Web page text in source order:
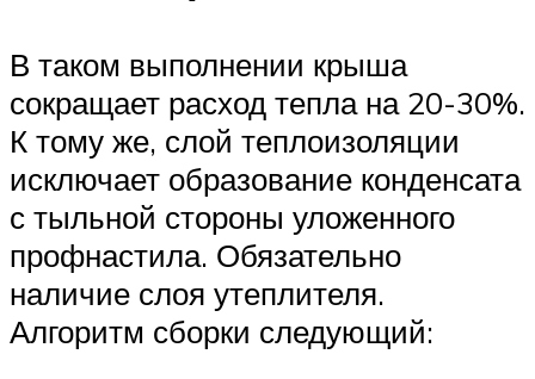
В таком выполнении крыша
сокращает расход тепла на 20-30%.
К тому же, слой теплоизоляции
исключает образование конденсата
с тыльной стороны уложенного
профнастила. Обязательно
наличие слоя утеплителя.
Алгоритм сборки следующий: